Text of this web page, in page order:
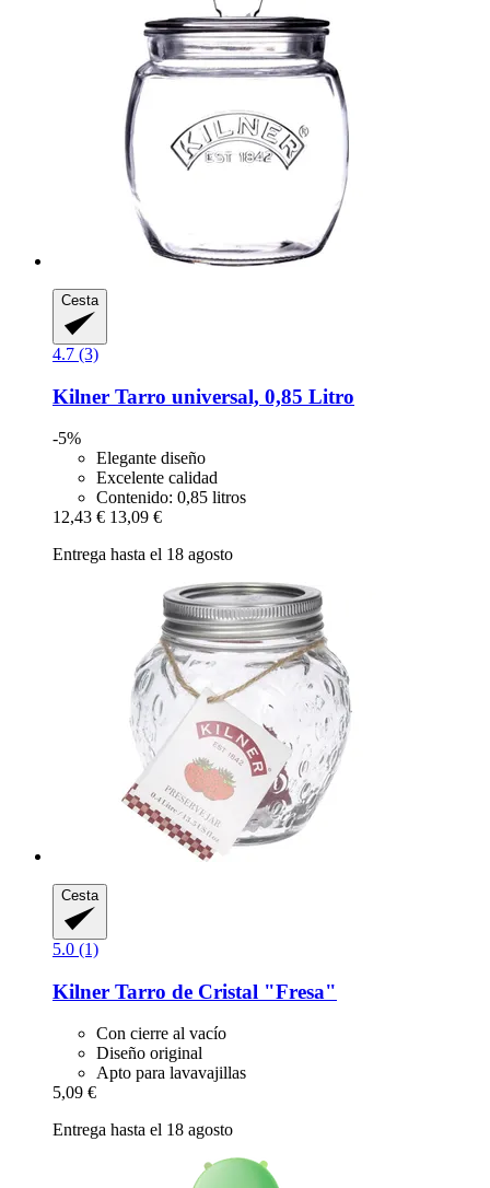
Cesta
4.7 (3)
Kilner Tarro universal, 0,85 Litro
-5%
Elegante diseño
Excelente calidad
Contenido: 0,85 litros
12,43 € 13,09 €
Entrega hasta el 18 agosto
Cesta
5.0 (1)
Kilner Tarro de Cristal "Fresa"
Con cierre al vacío
Diseño original
Apto para lavavajillas
5,09 €
Entrega hasta el 18 agosto